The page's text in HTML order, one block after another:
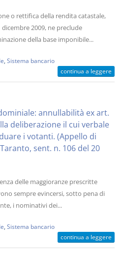
o rettifica della rendita catastale,
2009, ne preclude
della base imponibile...
Sistema bancario
continua a leggere
annullabilità ex art.
deliberazione il cui verbale
i votanti. (Appello di
sent. n. 106 del 20
delle maggioranze prescritte
sempre evincersi, sotto pena di
i nominativi dei...
Sistema bancario
continua a leggere